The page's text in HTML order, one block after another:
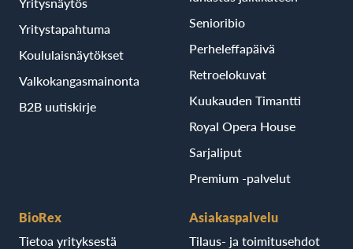
Yritystapahtuma
Koululaisnäytökset
Valkokangasmainonta
B2B uutiskirje
Senioribio
Perheleffapäivä
Retroelokuvat
Kuukauden Timantti
Royal Opera House
Sarjaliput
Premium -palvelut
BioRex
Tietoa yrityksestä
Asiakaspalvelu
Tilaus- ja toimitusehdot